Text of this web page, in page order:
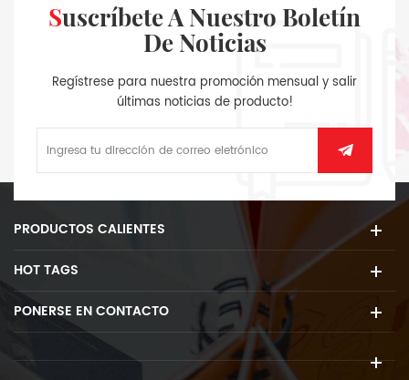
Suscríbete A Nuestro Boletín
De Noticias
Regístrese para nuestra promoción mensual y salir
últimas noticias de producto!
PRODUCTOS CALIENTES
HOT TAGS
PONERSE EN CONTACTO